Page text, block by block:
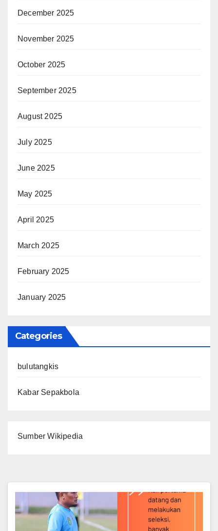
December 2025
November 2025
October 2025
September 2025
August 2025
July 2025
June 2025
May 2025
April 2025
March 2025
February 2025
January 2025
Categories
bulutangkis
Kabar Sepakbola
Sumber Wikipedia